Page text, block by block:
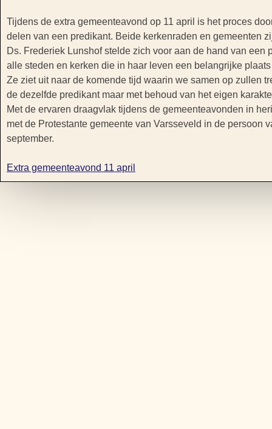
Tijdens de extra gemeenteavond op 11 april is het proces
delen van een predikant. Beide kerkenraden en gemeenten
Ds. Frederiek Lunshof stelde zich voor aan de hand van
alle steden en kerken die in haar leven een belangrijke
Ze ziet uit naar de komende tijd waarin we samen op zullen
de dezelfde predikant maar met behoud van het eigen
Met de ervaren draagvlak tijdens de gemeenteavonden in
met de Protestante gemeente van Varsseveld in de persoon
september.
Extra gemeenteavond 11 april